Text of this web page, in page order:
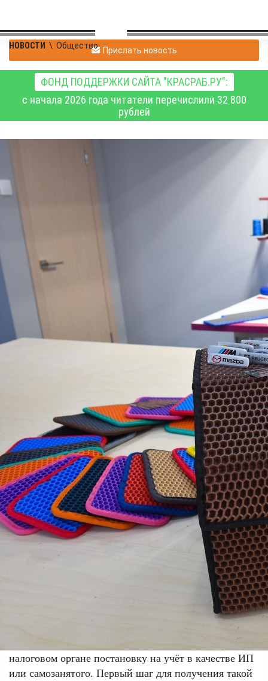
НОВОСТИ \ Общество Прислать новость
ФОНД ПОДДЕРЖКИ САЙТА "КРАСРАБ.РУ":
с начала 2026 года читатели перечислили 32 800
рублей
Обрести уверенность в
завтрашнем дне
20.08.2021 11:23
Новая форма государственной поддержки
малоимущих граждан появилась в нынешнем году в
крае. Это -- заключение социального контракта.
Можно получить финансовую помощь для
организации индивидуальной предпринимательской
деятельности, поиска работы с последующим
трудоустройством, ведения личного подсобного
хозяйства и на иные цели.
Воспользоваться такой помощью могут люди, чей
доход ниже прожиточного минимума. Если это
семья, то рассчитывается средний доход на каждого
её члена. С начала года в регионе уже заключено
почти три тысячи социальных контрактов.
Одно из направлений -- безвозмездная выплата в
размере до 250 тысяч рублей на осуществление
предпринимательской деятельности. На выделенные
налоговом органе постановку на учёт в качестве ИП
или самозанятого. Первый шаг для получения такой